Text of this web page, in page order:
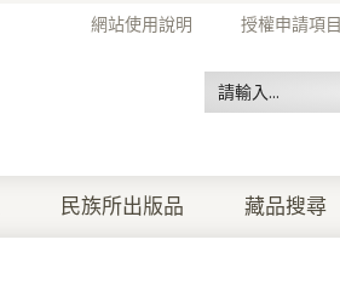
網站使用說明 授權申請項目
民族所出版品 藏品搜尋